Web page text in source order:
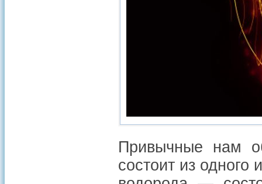
Привычные нам
состоит из